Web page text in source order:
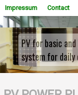
Impressum Contact
PV for basic
system for daily